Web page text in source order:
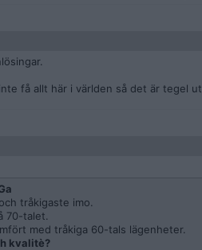
få allt här i världen så det är tegel
tråkigaste imo.
70-talet.
med tråkiga 60-tals lägenheter.
kvalitè?